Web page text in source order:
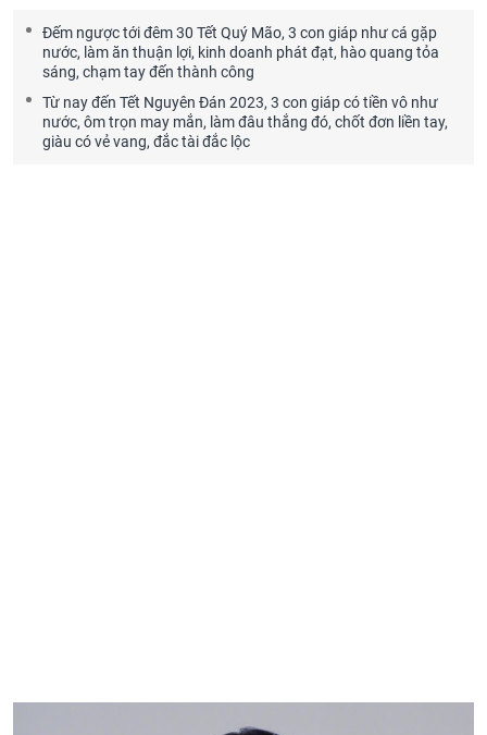
Đếm ngược tới đêm 30 Tết Quý Mão, 3 con giáp như cá gặp
nước, làm ăn thuận lợi, kinh doanh phát đạt, hào quang tỏa
sáng, chạm tay đến thành công
Từ nay đến Tết Nguyên Đán 2023, 3 con giáp có tiền vô như
nước, ôm trọn may mắn, làm đâu thắng đó, chốt đơn liền tay,
giàu có vẻ vang, đắc tài đắc lộc